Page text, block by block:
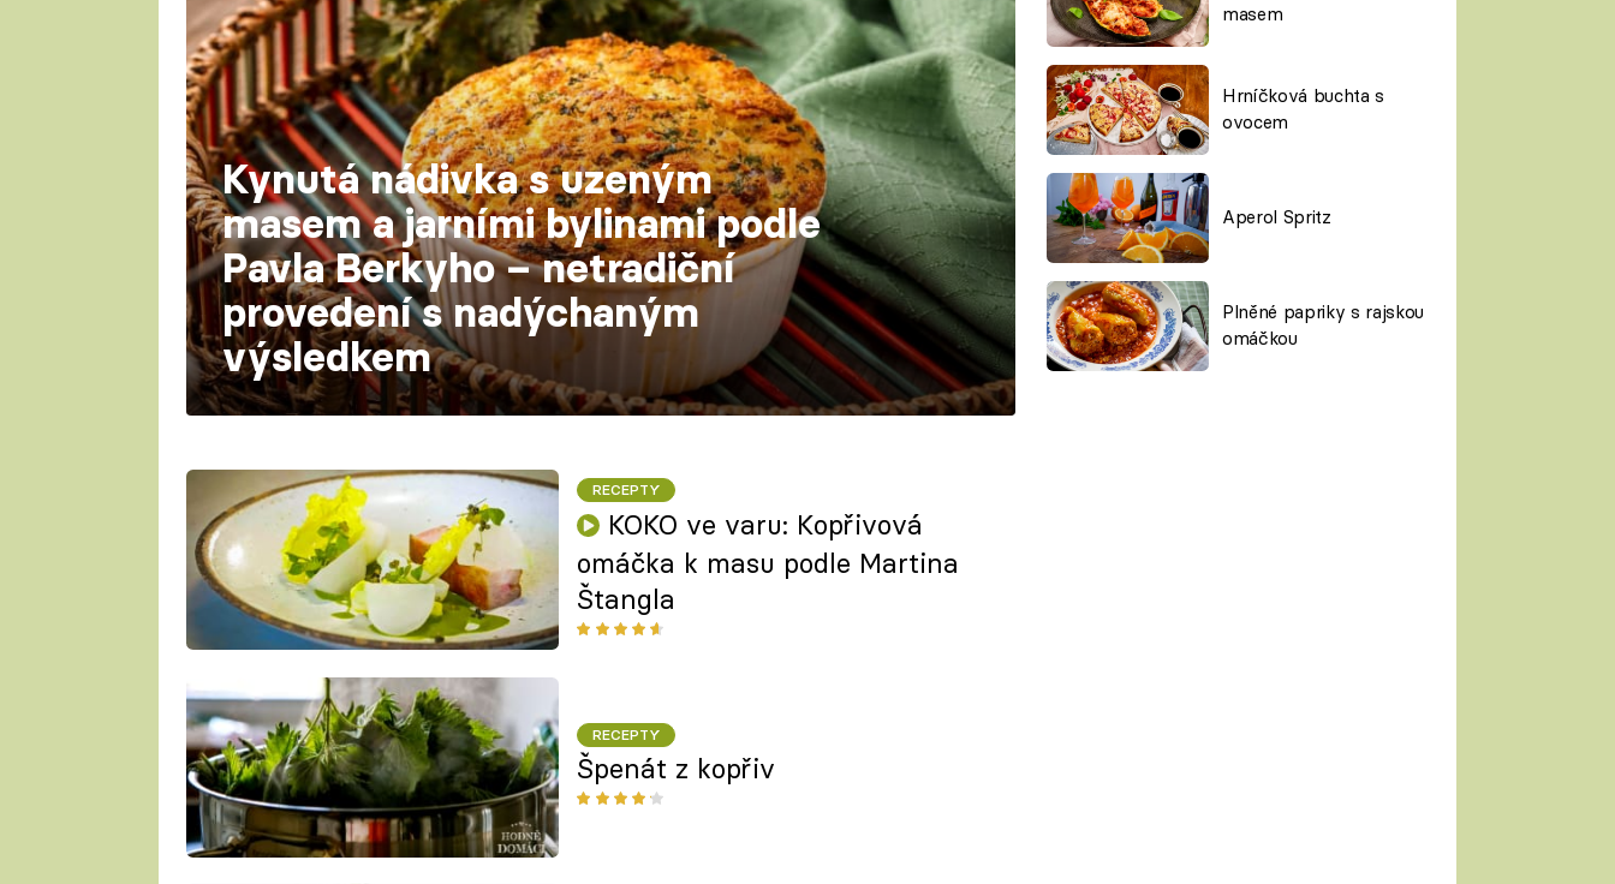
masem
Hrníčková buchta s
ovocem
Aperol Spritz
Plněné papriky s rajskou
omáčkou
Kynutá nádivka s uzeným
masem a jarními bylinami podle
Pavla Berkyho – netradiční
provedení s nadýchaným
výsledkem
RECEPTY
KOKO ve varu: Kopřivová
omáčka k masu podle Martina
Štangla
RECEPTY
Špenát z kopřiv